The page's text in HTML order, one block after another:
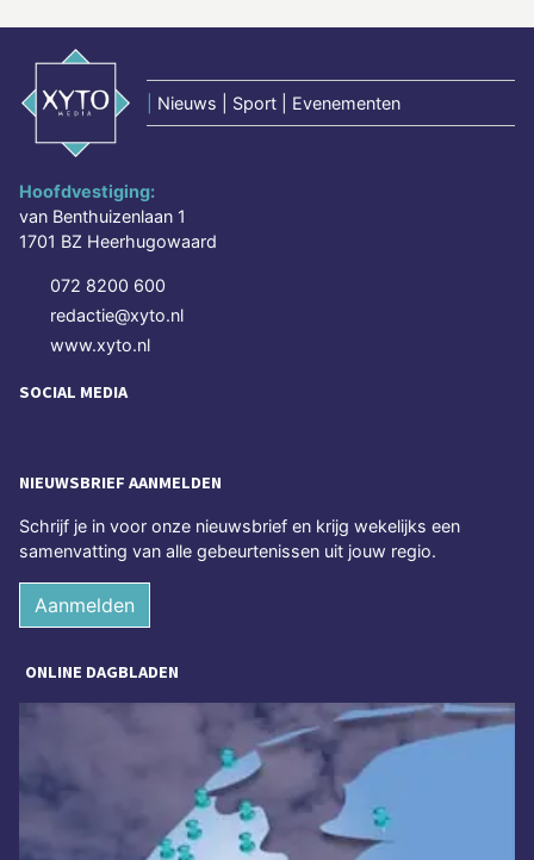
Nieuws | Sport | Evenementen
Hoofdvestiging:
van Benthuizenlaan 1
1701 BZ Heerhugowaard
072 8200 600
redactie@xyto.nl
www.xyto.nl
SOCIAL MEDIA
NIEUWSBRIEF AANMELDEN
Schrijf je in voor onze nieuwsbrief en krijg wekelijks een
samenvatting van alle gebeurtenissen uit jouw regio.
Aanmelden
ONLINE DAGBLADEN